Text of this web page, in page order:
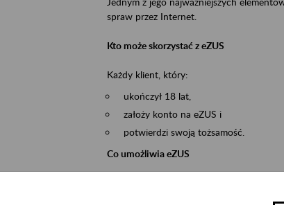
spraw przez Internet.
Kto może skorzystać z eZUS
Każdy klient, który:
ukończył 18 lat,
założy konto na eZUS i
potwierdzi swoją tożsamość.
Co umożliwia eZUS
wgląd do danych zgromadzonych w